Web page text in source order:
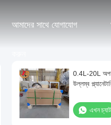
আমাদের সাথে যোগাযোগ
0.4L-20L
উল্লম্ব
এখন চ্যাট